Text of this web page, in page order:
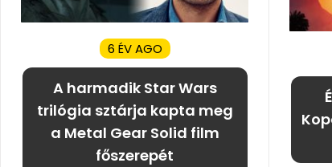
6 ÉV AGO
A harmadik Star Wars
trilógia sztárja kapta meg
a Metal Gear Solid film
főszerepét